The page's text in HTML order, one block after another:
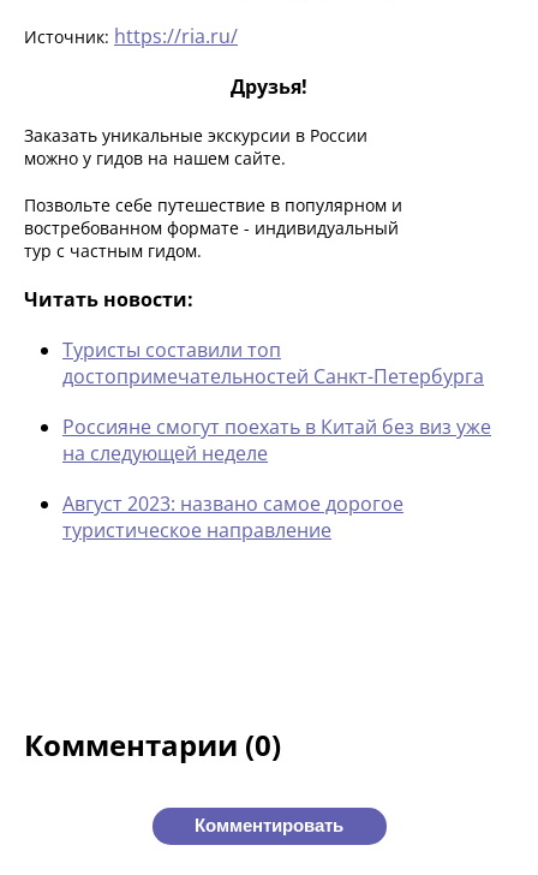
Источник: https://ria.ru/
Друзья!
Заказать уникальные экскурсии в России
можно у гидов на нашем сайте.
Позвольте себе путешествие в популярном и
востребованном формате - индивидуальный
тур с частным гидом.
Читать новости:
Туристы составили топ
достопримечательностей Санкт-Петербурга
Россияне смогут поехать в Китай без виз уже
на следующей неделе
Август 2023: названо самое дорогое
туристическое направ­ление
Комментарии (0)
Комментировать